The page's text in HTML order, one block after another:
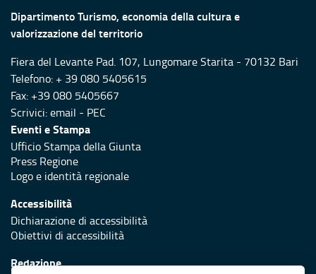
Dipartimento Turismo, economia della cultura e
valorizzazione del territorio
Fiera del Levante Pad. 107, Lungomare Starita - 70132 Bari
Telefono: + 39 080 5405615
Fax: +39 080 5405667
Scrivici:email - PEC
Eventi e Stampa
Ufficio Stampa della Giunta
Press Regione
Logo e identità regionale
Accessibilità
Dichiarazione di accessibilità
Obiettivi di accessibilità
Redazione